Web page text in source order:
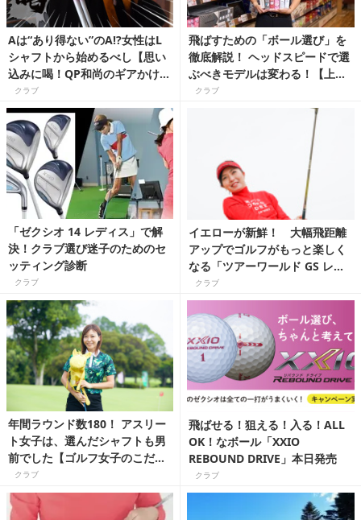
Aは“あり得ない”のA⁉女性はL
シャフトから始めるべし【思い
込みに喝！QP和尚のギアかけ込
み寺】
クラブ
飛ばすための「ボール選び」を
徹底解説！ ヘッドスピードで選
ぶべきモデルは変わる！【上達
ギア】
クラブ
「ゼクシオ 14 レディス」で解
決！クラブ選び迷子のためのセ
ッティング診断
クラブ
イエローが新鮮！ 大幅飛距離
アップでゴルフがもっと楽しく
なる「ツアーワールド GS レデ
ィース」【ギア通女子で行こ
う！】
クラブ
年間ラウンド数180！ アスリー
ト女子は、選んだシャフトも男
前でした【ゴルフ女子のこだわ
りギア／山内美奈】
クラブ
飛ばせる！狙える！入る！ALL
OK！なボール「XXIO
REBOUND DRIVE」本日発売
クラブ